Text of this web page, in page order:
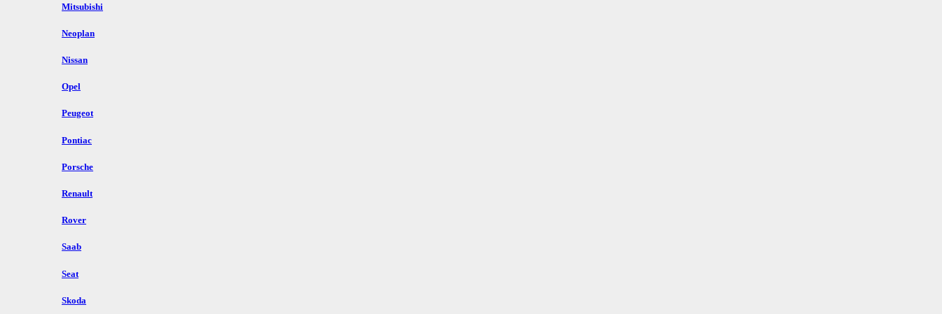
Mitsubishi
Neoplan
Nissan
Opel
Peugeot
Pontiac
Porsche
Renault
Rover
Saab
Seat
Skoda